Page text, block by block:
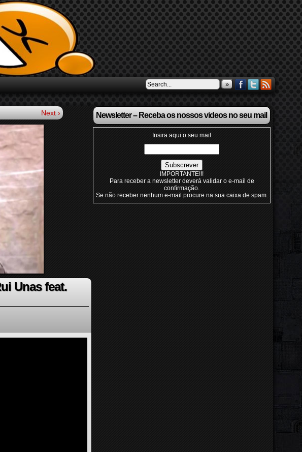
»
Next ›
Unas feat.
Newsletter – Receba os nossos videos no seu mail
Insira aqui o seu mail
IMPORTANTE!!!
Para receber a newsletter deverá validar o e-mail de
confirmação.
Se não receber nenhum e-mail procure na sua caixa de spam.